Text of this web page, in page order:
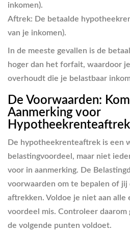
inkomen).
Aftrek: De betaalde
van je inkomen).
In de meeste gevallen is de
hoger dan het forfait, waardoor
overhoudt die je belastbaar
De Voorwaarden:
Aanmerking voor
De hypotheekrenteaftrek is een
belastingvoordeel, maar niet
voor in aanmerking. De
voorwaarden om te bepalen of jij
aftrekken. Voldoe je niet aan alle
voordeel mis. Controleer
de volgende punten voldoet.